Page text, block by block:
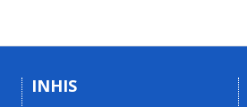
INHIS